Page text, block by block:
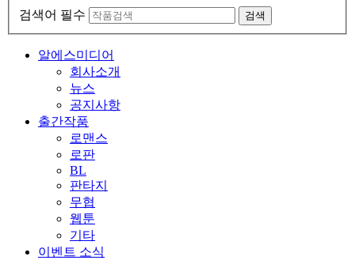
검색어 필수
검색
알에스미디어
회사소개
뉴스
공지사항
출간작품
로맨스
로판
BL
판타지
무협
웹툰
기타
이벤트 소식